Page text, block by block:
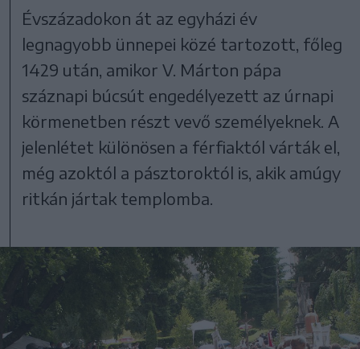
Évszázadokon át az egyházi év
legnagyobb ünnepei közé tartozott, főleg
1429 után, amikor V. Márton pápa
száznapi búcsút engedélyezett az úrnapi
körmenetben részt vevő személyeknek. A
jelenlétet különösen a férfiaktól várták el,
még azoktól a pásztoroktól is, akik amúgy
ritkán jártak templomba.